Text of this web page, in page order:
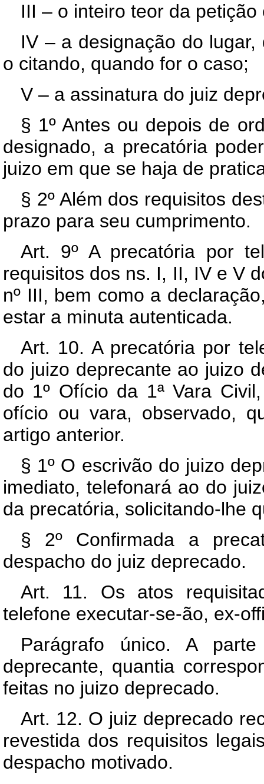
III – o inteiro teor da
IV – a designação do
o citando, quando for o caso;
V – a assinatura do juiz
§ 1º Antes ou depois de
designado, a precatória
juizo em que se haja de
§ 2º Além dos requisitos
prazo para seu cumprimento.
Art. 9º A precatória por
requisitos dos ns. I, II, IV e V
nº III, bem como a
estar a minuta autenticada.
Art. 10. A precatória por
do juizo deprecante ao juizo
do 1º Ofício da 1ª Vara
ofício ou vara, observado,
artigo anterior.
§ 1º O escrivão do juizo
imediato, telefonará ao do
da precatória, solicitando-lhe
§ 2º Confirmada a
despacho do juiz deprecado.
Art. 11. Os atos
telefone executar-se-ão, ex-
Parágrafo único. A
deprecante, quantia
feitas no juizo deprecado.
Art. 12. O juiz deprecado
revestida dos requisitos
despacho motivado.